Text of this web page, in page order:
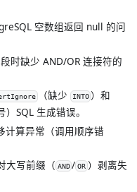
空数组返回 null 的问
时缺少 AND/OR 连接符的
（缺少 INTO ）和
）SQL 生成错误。
计算异常（调用顺序错
大写前缀（ AND / OR ）剥离失